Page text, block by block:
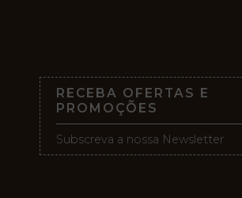
RECEBA OFERTAS E
PROMOÇÕES
Subscreva a nossa Newsletter